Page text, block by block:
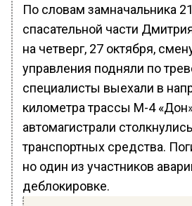
По словам замначальника
спасательной части
на четверг, 27 октября,
управления подняли по
специалисты выехали в
километра трассы М-4
автомагистрали
транспортных средства.
но один из участников
деблокировке.